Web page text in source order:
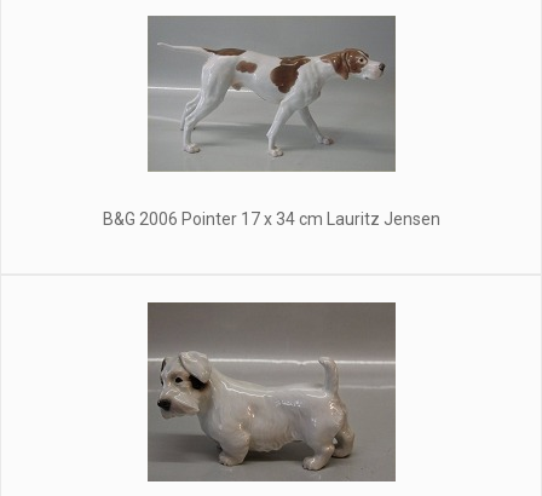
B&G 2006 Pointer 17 x 34 cm Lauritz Jensen